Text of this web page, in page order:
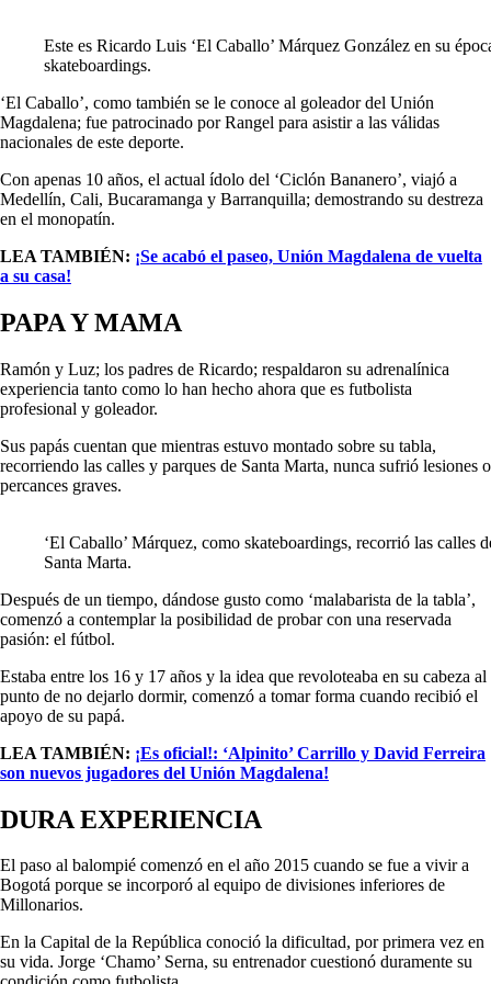
Este es Ricardo Luis ‘El Caballo’ Márquez González en su
skateboardings.
‘El Caballo’, como también se le conoce al goleador del Unión
Magdalena; fue patrocinado por Rangel para asistir a las válidas
nacionales de este deporte.
Con apenas 10 años, el actual ídolo del ‘Ciclón Bananero’, viajó a
Medellín, Cali, Bucaramanga y Barranquilla; demostrando su destreza
en el monopatín.
LEA TAMBIÉN: ¡Se acabó el paseo, Unión Magdalena de vuelta
a su casa!
PAPA Y MAMA
Ramón y Luz; los padres de Ricardo; respaldaron su adrenalínica
experiencia tanto como lo han hecho ahora que es futbolista
profesional y goleador.
Sus papás cuentan que mientras estuvo montado sobre su tabla,
recorriendo las calles y parques de Santa Marta, nunca sufrió lesiones o
percances graves.
‘El Caballo’ Márquez, como skateboardings, recorrió las calles
Santa Marta.
Después de un tiempo, dándose gusto como ‘malabarista de la tabla’,
comenzó a contemplar la posibilidad de probar con una reservada
pasión: el fútbol.
Estaba entre los 16 y 17 años y la idea que revoloteaba en su cabeza al
punto de no dejarlo dormir, comenzó a tomar forma cuando recibió el
apoyo de su papá.
LEA TAMBIÉN: ¡Es oficial!: ‘Alpinito’ Carrillo y David Ferreira
son nuevos jugadores del Unión Magdalena!
DURA EXPERIENCIA
El paso al balompié comenzó en el año 2015 cuando se fue a vivir a
Bogotá porque se incorporó al equipo de divisiones inferiores de
Millonarios.
En la Capital de la República conoció la dificultad, por primera vez en
su vida. Jorge ‘Chamo’ Serna, su entrenador cuestionó duramente su